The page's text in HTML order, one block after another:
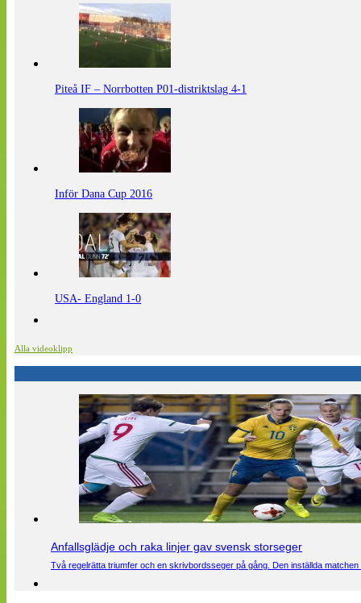
Piteå IF – Norrbotten P01-distriktslag 4-1
Inför Dana Cup 2016
USA- England 1-0
Alla videoklipp
Anfallsglädje och raka linjer gav svensk storseger
Två regelrätta triumfer och en skrivbordsseger på gång. Den inställda